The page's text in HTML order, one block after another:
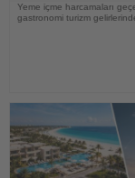
Yeme içme harcamaları
gastronomi turizm